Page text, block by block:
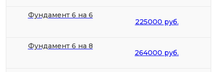
Фундамент 6 на 6
225000 руб.
Фундамент 6 на 8
264000 руб.